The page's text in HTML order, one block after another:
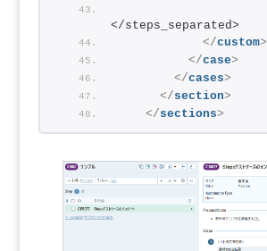
</steps_separated>
</custom>
</case>
</cases>
</section>
</sections>